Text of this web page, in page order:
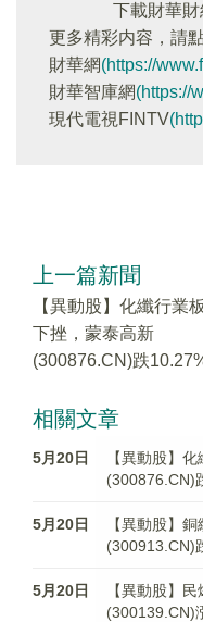
下載財華
更多精彩内容，請點
財華網(https://
財華智庫網(https://
現代電視FINTV
上一篇新聞
【異動股】化纖行業
下挫，蒙泰高新
(300876.CN)跌
相關文章
5月20日
【異動股】
(300876.CN)
5月20日
【異動股】
(300913.CN)
5月20日
【異動股】
(300139.CN)